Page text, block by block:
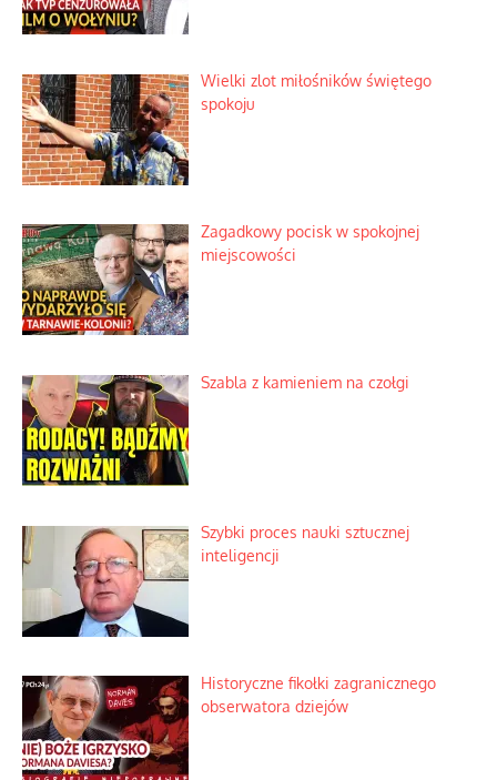
Wielki zlot miłośników świętego
spokoju
Zagadkowy pocisk w spokojnej
miejscowości
Szabla z kamieniem na czołgi
Szybki proces nauki sztucznej
inteligencji
Historyczne fikołki zagranicznego
obserwatora dziejów